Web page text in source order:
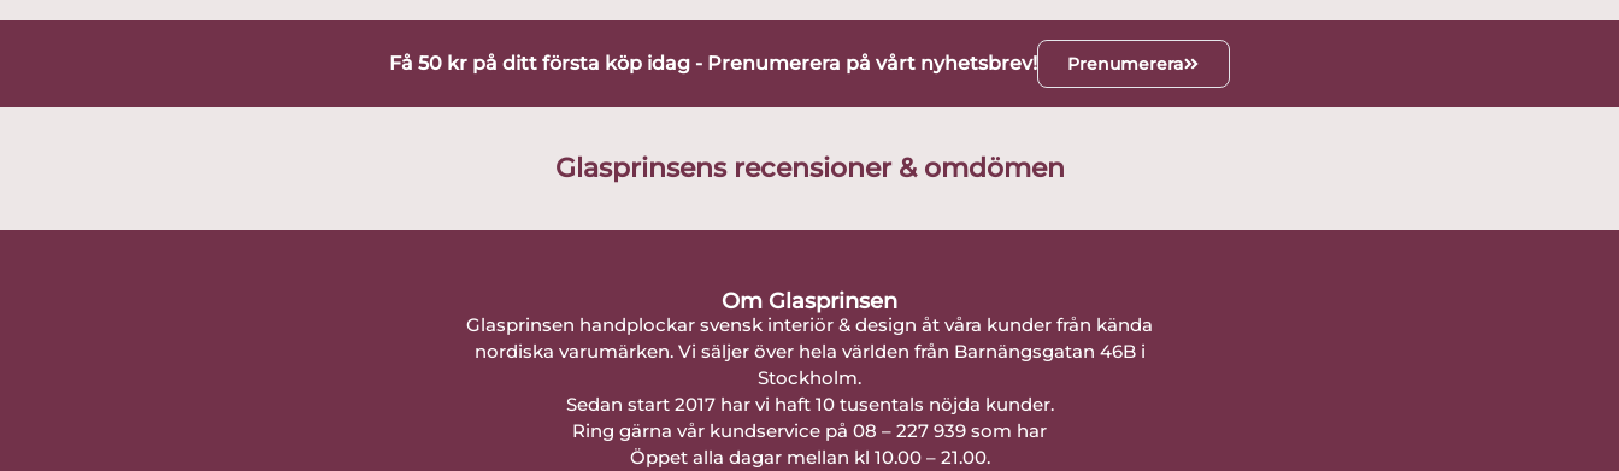
Få 50 kr på ditt första köp idag - Prenumerera på vårt nyhetsbrev! Prenumerera
Glasprinsens recensioner & omdömen
Om Glasprinsen
Glasprinsen handplockar svensk interiör & design åt våra kunder från kända
nordiska varumärken. Vi säljer över hela världen från Barnängsgatan 46B i
Stockholm.
Sedan start 2017 har vi haft 10 tusentals nöjda kunder.
Ring gärna vår kundservice på 08 – 227 939 som har
Öppet alla dagar mellan kl 10.00 – 21.00.